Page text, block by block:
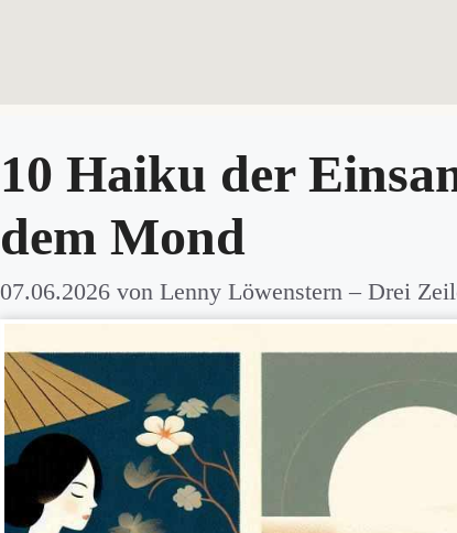
10 Haiku der
dem Mond
07.06.2026 von Lenny Löwenstern – Drei